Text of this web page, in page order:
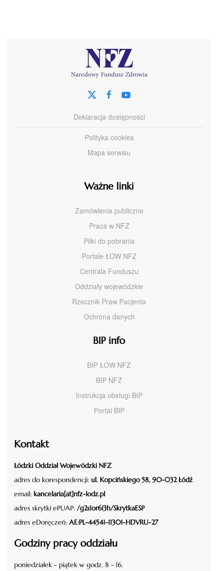
Deklaracja dostępności
Polityka cookies
Mapa serwisu
Ważne linki
Zamówienia publiczne
Praca w NFZ
Pliki do pobrania
Portale ŁOW NFZ
Centrala Funduszu
Oddziały wojewódzkie
Rzecznik Praw Pacjenta
Ochrona danych
BIP info
BIP ŁOW NFZ
BIP NFZ
Instrukcja obsługi BIP
Portal BIP
Kontakt
Łódzki Oddział Wojewódzki NFZ
adres do korespondencji: ul. Kopcińskiego 58, 90-032 Łódź
email: kancelaria[at]nfz-lodz.pl
adres skrytki ePUAP: /g2s1or6i3h/SkrytkaESP
adres eDoręczeń: AE:PL-44541-11301-HDVRU-27
Godziny pracy oddziału
poniedziałek - piątek w godz. 8 - 16.